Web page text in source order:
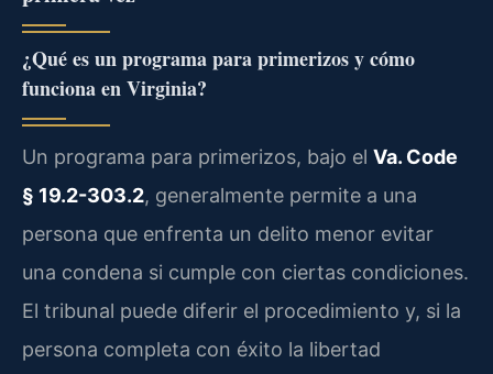
¿Qué es un programa para primerizos y cómo
funciona en Virginia?
Un programa para primerizos, bajo el Va. Code
§ 19.2-303.2, generalmente permite a una
persona que enfrenta un delito menor evitar
una condena si cumple con ciertas condiciones.
El tribunal puede diferir el procedimiento y, si la
persona completa con éxito la libertad